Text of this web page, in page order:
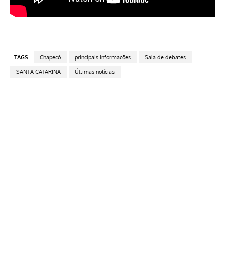
TAGS Chapecó principais informações Sala de debates
SANTA CATARINA Últimas notícias